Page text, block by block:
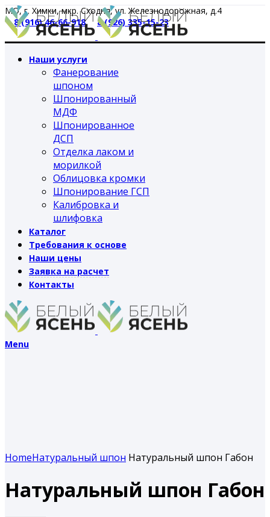
МО, г. Химки, мкр. Сходня, ул. Железнодорожная, д.4
8 (916) 46-66-918
8 (926) 335-15-23
Наши услуги
Фанерование
шпоном
Шпонированный
МДФ
Шпонированное
ДСП
Отделка лаком и
морилкой
Облицовка кромки
Шпонирование ГСП
Калибровка и
шлифовка
Каталог
Требования к основе
Наши цены
Заявка на расчет
Контакты
Menu
HomeНатуральный шпон Натуральный шпон Габон
Натуральный шпон Габон